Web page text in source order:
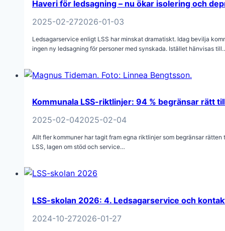
Haveri för ledsagning – nu ökar isolering och
2025-02-272026-01-03
Ledsagarservice enligt LSS har minskat dramatiskt. Idag bevilja
ingen ny ledsagning för personer med synskada. Istället hänvisas
Kommunala LSS-riktlinjer: 94 % begränsar rätt
2025-02-042025-02-04
Allt fler kommuner har tagit fram egna riktlinjer som begränsar rätten
LSS, lagen om stöd och service…
LSS-skolan 2026: 4. Ledsagarservice och
2024-10-272026-01-27